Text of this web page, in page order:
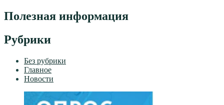
Полезная информация
Рубрики
Без рубрики
Главное
Новости